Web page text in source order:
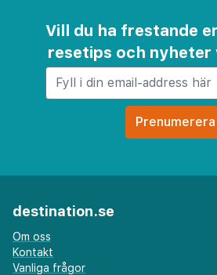
Vill du ha frestande
resetips och nyheter
destination.se
Om oss
Kontakt
Vanliga frågor